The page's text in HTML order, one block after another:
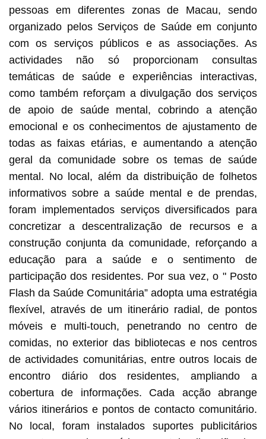
pessoas em diferentes zonas de Macau, sendo
organizado pelos Serviços de Saúde em conjunto
com os serviços públicos e as associações. As
actividades não só proporcionam consultas
temáticas de saúde e experiências interactivas,
como também reforçam a divulgação dos serviços
de apoio de saúde mental, cobrindo a atenção
emocional e os conhecimentos de ajustamento de
todas as faixas etárias, e aumentando a atenção
geral da comunidade sobre os temas de saúde
mental. No local, além da distribuição de folhetos
informativos sobre a saúde mental e de prendas,
foram implementados serviços diversificados para
concretizar a descentralização de recursos e a
construção conjunta da comunidade, reforçando a
educação para a saúde e o sentimento de
participação dos residentes. Por sua vez, o " Posto
Flash da Saúde Comunitária” adopta uma estratégia
flexível, através de um itinerário radial, de pontos
móveis e multi-touch, penetrando no centro de
comidas, no exterior das bibliotecas e nos centros
de actividades comunitárias, entre outros locais de
encontro diário dos residentes, ampliando a
cobertura de informações. Cada acção abrange
vários itinerários e pontos de contacto comunitário.
No local, foram instalados suportes publicitários